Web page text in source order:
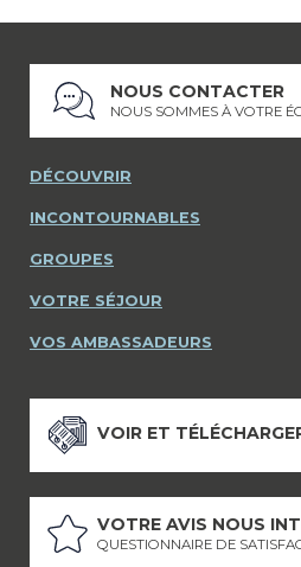
NOUS CONTACTER
NOUS SOMMES À VOTRE
DÉCOUVRIR
INCONTOURNABLES
GROUPES
VOTRE SÉJOUR
VOS AMBASSADEURS
VOIR ET
VOTRE AVIS NOUS
QUESTIONNAIRE DE